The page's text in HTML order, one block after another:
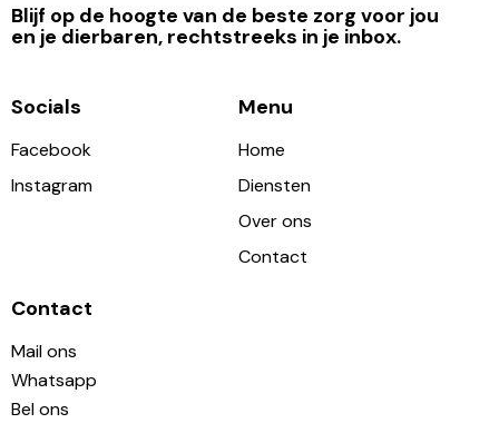
Blijf op de hoogte van de beste zorg voor jou
en je dierbaren, rechtstreeks in je inbox.
Socials
Facebook
Instagram
Menu
Home
Diensten
Over ons
Contact
Contact
Mail ons
Whatsapp
Bel ons